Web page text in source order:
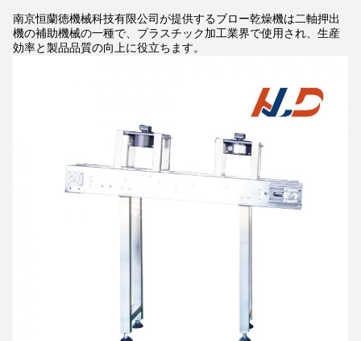
南京恒蘭徳機械科技有限公司が提供するブロー乾燥機は二軸押出
機の補助機械の一種で、プラスチック加工業界で使用され、生産
効率と製品品質の向上に役立ちます。